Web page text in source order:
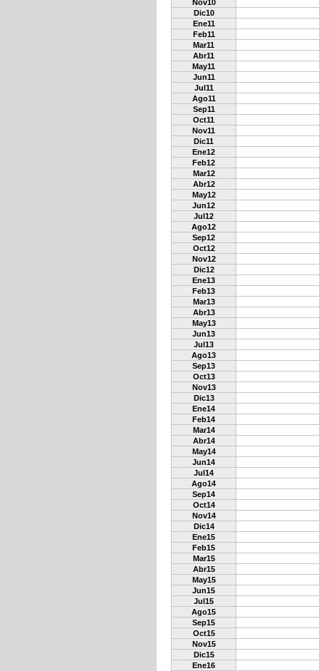
Nov10
Dic10
Ene11
Feb11
Mar11
Abr11
May11
Jun11
Jul11
Ago11
Sep11
Oct11
Nov11
Dic11
Ene12
Feb12
Mar12
Abr12
May12
Jun12
Jul12
Ago12
Sep12
Oct12
Nov12
Dic12
Ene13
Feb13
Mar13
Abr13
May13
Jun13
Jul13
Ago13
Sep13
Oct13
Nov13
Dic13
Ene14
Feb14
Mar14
Abr14
May14
Jun14
Jul14
Ago14
Sep14
Oct14
Nov14
Dic14
Ene15
Feb15
Mar15
Abr15
May15
Jun15
Jul15
Ago15
Sep15
Oct15
Nov15
Dic15
Ene16